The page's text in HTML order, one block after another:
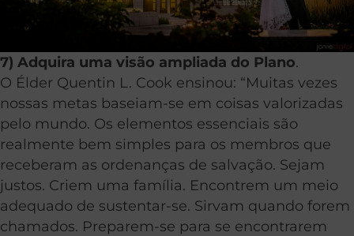
7) Adquira uma visão ampliada do Plano.
O Élder Quentin L. Cook ensinou: “Muitas vezes
nossas metas baseiam-se em coisas valorizadas
pelo mundo. Os elementos essenciais são
realmente bem simples para os membros que
receberam as ordenanças de salvação. Sejam
justos. Criem uma família. Encontrem um meio
adequado de sustentar-se. Sirvam quando forem
chamados. Preparem-se para se encontrarem